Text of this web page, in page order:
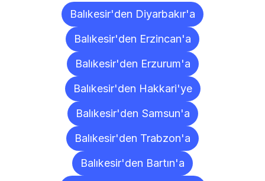
Balıkesir'den Diyarbakır'a
Balıkesir'den Erzincan'a
Balıkesir'den Erzurum'a
Balıkesir'den Hakkari'ye
Balıkesir'den Samsun'a
Balıkesir'den Trabzon'a
Balıkesir'den Bartın'a